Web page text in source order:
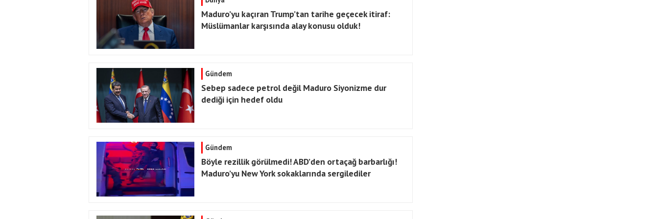
Maduro’yu kaçıran Trump’tan tarihe geçecek itiraf:
Müslümanlar karşısında alay konusu olduk!
Gündem
Sebep sadece petrol değil Maduro Siyonizme dur
dediği için hedef oldu
Gündem
Böyle rezillik görülmedi! ABD’den ortaçağ barbarlığı!
Maduro’yu New York sokaklarında sergilediler